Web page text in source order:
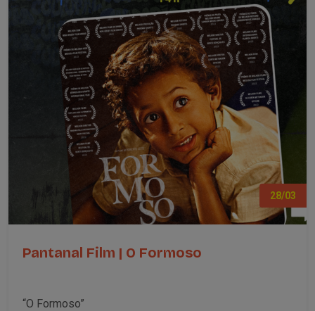
28/03
Pantanal Film | O Formoso
“O Formoso”